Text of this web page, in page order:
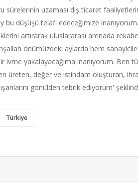
sürelerinin uzaması dış ticaret
bu düşüşü telafi edeceğimize
artırarak uluslararası arenada
önümüzdeki aylarda hem
ivme yakalayacağıma inanıyorum. Ben
üreten, değer ve istihdam oluşturan,
gönülden tebrik ediyorum'
Türkiye